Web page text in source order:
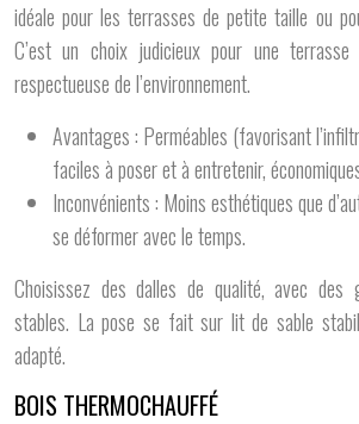
idéale pour les terrasses de petite taille ou
C’est un choix judicieux pour une
respectueuse de l’environnement.
Avantages : Perméables (favorisant
faciles à poser et à entretenir,
Inconvénients : Moins esthétiques que
se déformer avec le temps.
Choisissez des dalles de qualité, avec
stables. La pose se fait sur lit de sable
adapté.
BOIS THERMOCHAUFFÉ